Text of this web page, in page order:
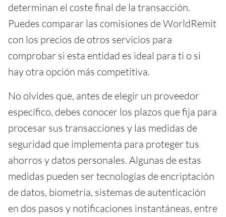
determinan el coste final de la transacción.
Puedes comparar las comisiones de WorldRemit
con los precios de otros servicios para
comprobar si esta entidad es ideal para ti o si
hay otra opción más competitiva.
No olvides que, antes de elegir un proveedor
específico, debes conocer los plazos que fija para
procesar sus transacciones y las medidas de
seguridad que implementa para proteger tus
ahorros y datos personales. Algunas de estas
medidas pueden ser tecnologías de encriptación
de datos, biometría, sistemas de autenticación
en dos pasos y notificaciones instantáneas, entre